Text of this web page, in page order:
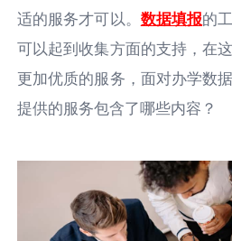
适的服务才可以。 数据填报的
可以起到收集方面的支持，在
更加优质的服务，面对办学数
提供的服务包含了哪些内容？